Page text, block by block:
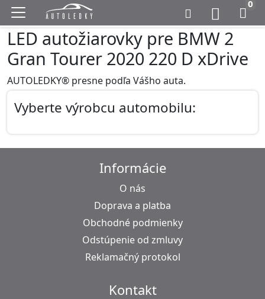
0
LED autožiarovky pre BMW 2
Gran Tourer 2020 220 D xDrive
AUTOLEDKY® presne podľa Vášho auta.
Vyberte výrobcu automobilu:
Informácie
O nás
Doprava a platba
Obchodné podmienky
Odstúpenie od zmluvy
Reklamačný protokol
Kontakt